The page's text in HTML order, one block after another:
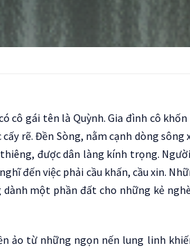
cô gái tên là Quỳnh. Gia đình cô
rẽ. Đền Sòng, nằm cạnh dòng sông
được dân làng kính trọng.
đến việc phải cầu khấn, cầu xin.
một phần đất cho những kẻ
ảo từ những ngọn nến lung linh